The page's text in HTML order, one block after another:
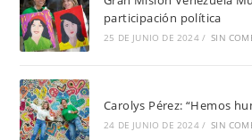
participación política
25 DE JUNIO DE 2024 / SIN
Carolys Pérez: “Hemos
24 DE JUNIO DE 2024 / SIN